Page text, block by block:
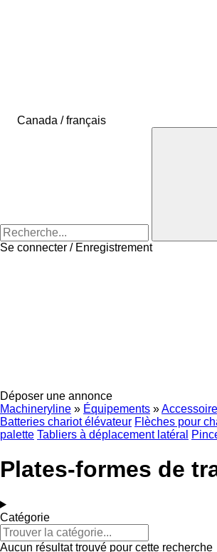
Canada / français
Se connecter / Enregistrement
Déposer une annonce
Machineryline » Équipements »
Batteries chariot élévateur Flèches pour
palette Tabliers à déplacement latéral
Plates-formes de
Catégorie
Aucun résultat trouvé pour cette recherche